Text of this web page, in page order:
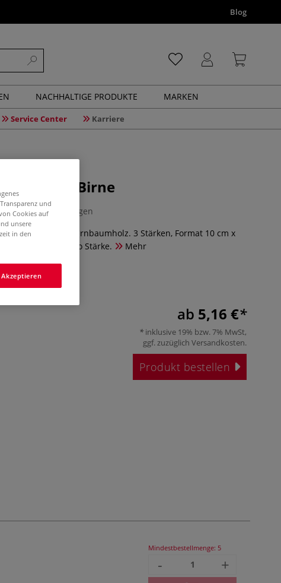
Blog
NACHHALTIGE PRODUKTE MARKEN
Service Center Karriere
Birne
0 Bewertungen
aus Linde oder Birnbaumholz. 3 Stärken, Format 10 cm x
5 Stück pro Stärke.
Mehr
ab 5,16 €
inklusive 19% bzw. 7% MwSt,
ggf. zuzüglich Versandkosten.
Produkt bestellen
Mindestbestellmenge: 5
- +
und
Cookies auf
unsere
in den
Akzeptieren